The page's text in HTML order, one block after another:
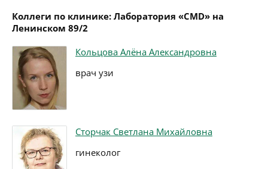
Коллеги по клинике: Лаборатория «CMD» на
Ленинском 89/2
Кольцова Алёна Александровна
врач узи
Сторчак Светлана Михайловна
гинеколог